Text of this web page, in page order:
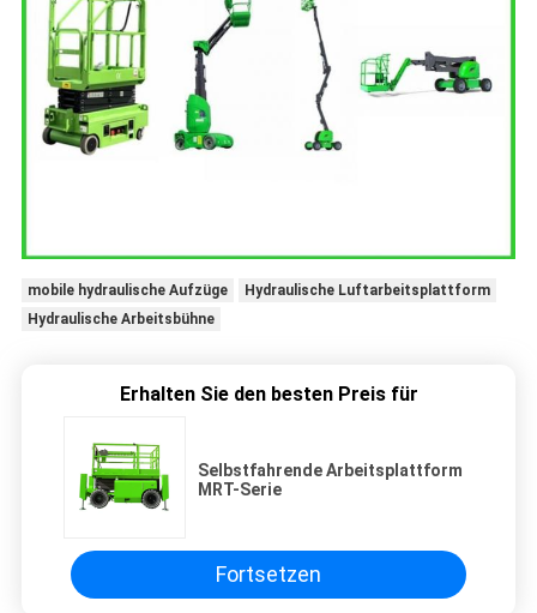
mobile hydraulische Aufzüge
Hydraulische Luftarbeitsplattform
Hydraulische Arbeitsbühne
Erhalten Sie den besten Preis für
Selbstfahrende Arbeitsplattform
MRT-Serie
Fortsetzen